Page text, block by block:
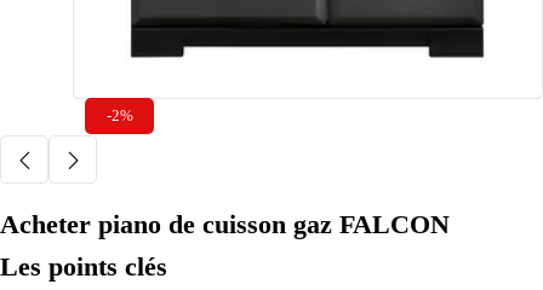
-2%
Acheter piano de cuisson gaz FALCON
Les points clés